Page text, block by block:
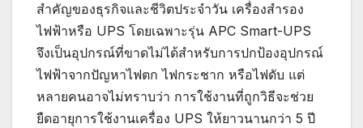
สำคัญของธุรกิจและชีวิตประจำวัน เครื่องสำรอง
ไฟฟ้าหรือ UPS โดยเฉพาะรุ่น APC Smart-UPS
จึงเป็นอุปกรณ์ที่ขาดไม่ได้สำหรับการปกป้องอุปกรณ์
ไฟฟ้าจากปัญหาไฟตก ไฟกระชาก หรือไฟดับ แต่
หลายคนอาจไม่ทราบว่า การใช้งานที่ถูกวิธีจะช่วย
ยืดอายุการใช้งานเครื่อง UPS ให้ยาวนานกว่า 5 ปี